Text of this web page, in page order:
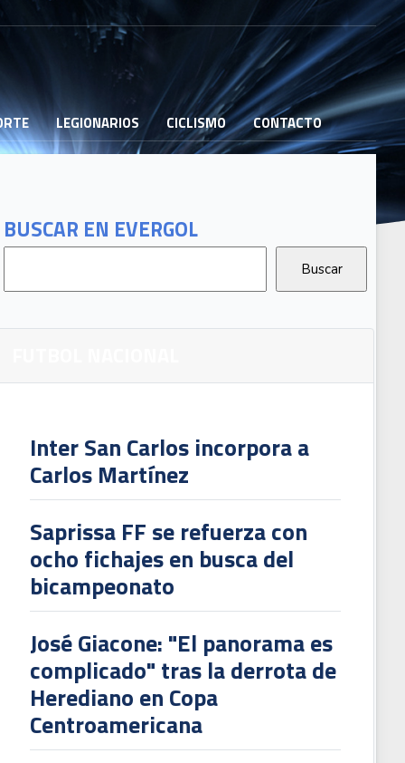
LEGIONARIOS CICLISMO CONTACTO
BUSCAR EN EVERGOL
Inter San Carlos incorpora a
Carlos Martínez
Saprissa FF se refuerza con
ocho fichajes en busca del
bicampeonato
José Giacone: "El panorama es
complicado" tras la derrota de
Herediano en Copa
Centroamericana